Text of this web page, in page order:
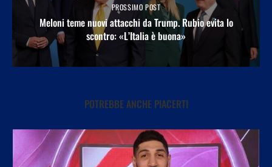
PROSSIMO POST
Meloni teme nuovi attacchi da Trump. Rubio evita lo
scontro: «L’Italia è buona»
POTREBBE ANCHE PIACERTI